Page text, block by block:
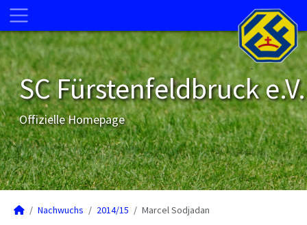
SC Fürstenfeldbruck e.V.
Offizielle Homepage
Nachwuchs 2014/15 Marcel Sodjadan